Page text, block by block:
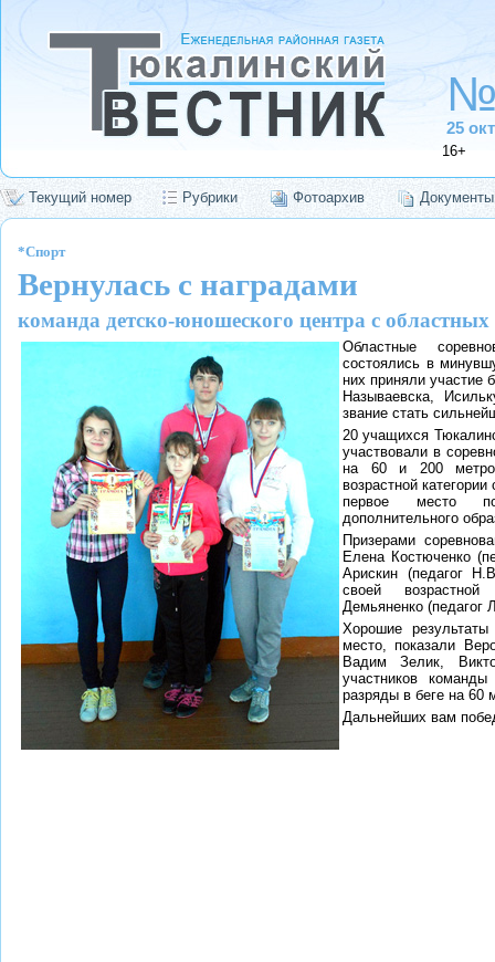
25
16+
Текущий номер Рубрики Фотоархив Документы
*Спорт
Вернулась с наградами
команда детско-юношеского центра с областных
Областные
состоялись в
них приняли участие
Называевска,
звание стать
20 учащихся
участвовали в
на 60 и 200
возрастной
первое место
дополнительного
Призерами
Елена Костюченко
Арискин (педагог
своей
Демьяненко (педагог
Хорошие
место, показали
Вадим Зелик,
участников
разряды в беге на 60
Дальнейших вам